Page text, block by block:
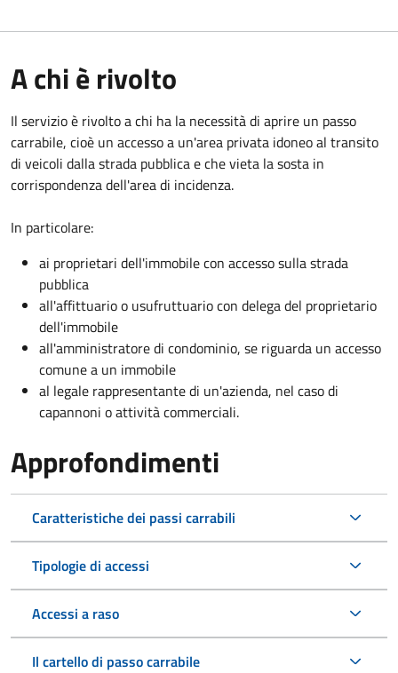
A chi è rivolto
Il servizio è rivolto a chi ha la necessità di aprire un passo
carrabile, cioè un accesso a un'area privata idoneo al transito
di veicoli dalla strada pubblica e che vieta la sosta in
corrispondenza dell'area di incidenza.
In particolare:
ai proprietari dell'immobile con accesso sulla strada
pubblica
all'affittuario o usufruttuario con delega del proprietario
dell'immobile
all'amministratore di condominio, se riguarda un accesso
comune a un immobile
al legale rappresentante di un'azienda, nel caso di
capannoni o attività commerciali.
Approfondimenti
Caratteristiche dei passi carrabili
Tipologie di accessi
Accessi a raso
Il cartello di passo carrabile